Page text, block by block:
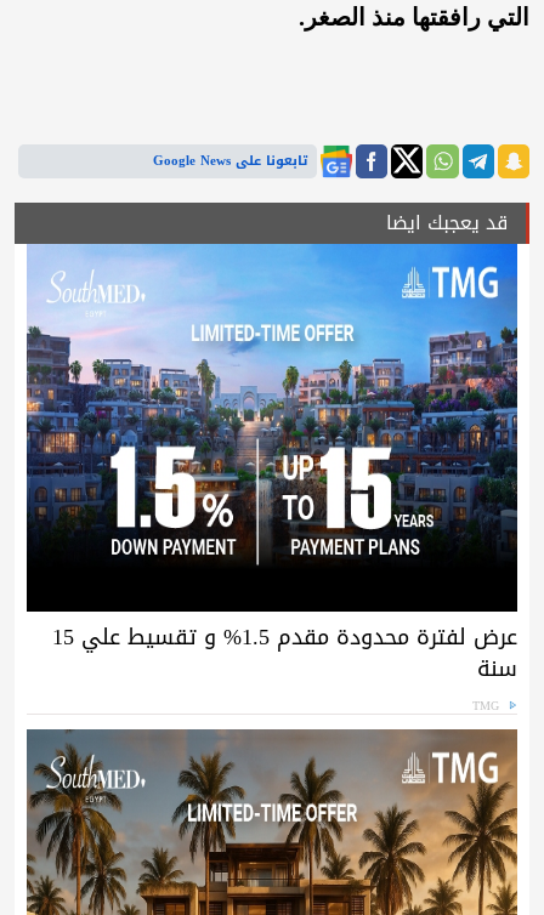
التي رافقتها منذ الصغر.
تابعونا على Google News
قد يعجبك ايضا
عرض لفترة محدودة مقدم 1.5% و تقسيط علي 15
سنة
TMG